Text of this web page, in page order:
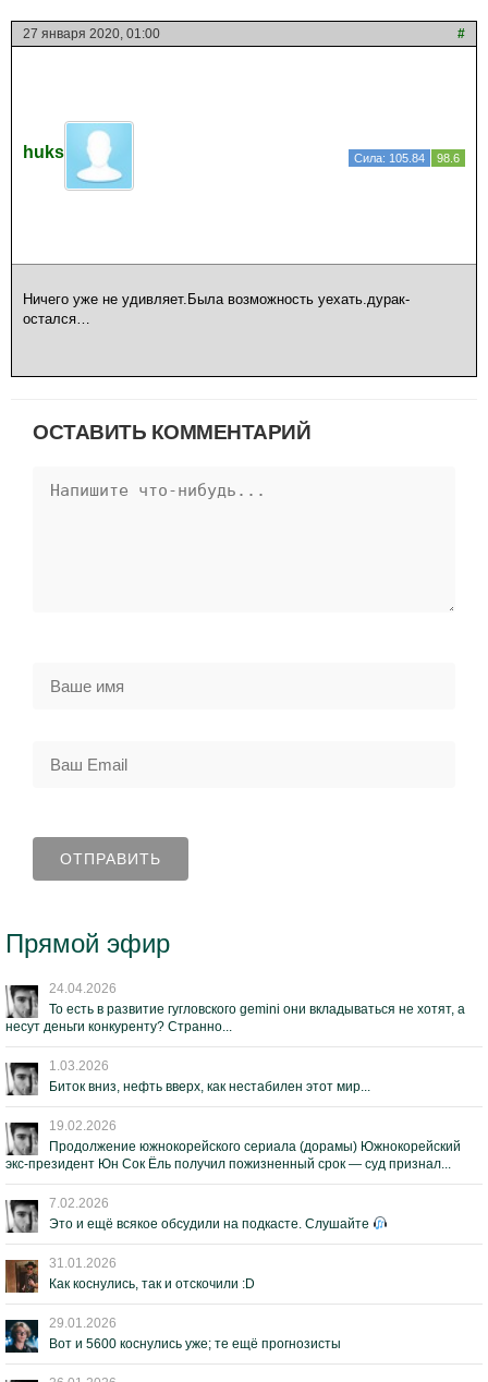
27 января 2020, 01:00 #
huks Сила: 105.84 98.6
Ничего уже не удивляет.Была возможность уехать.дурак-
остался…
ОСТАВИТЬ КОММЕНТАРИЙ
Прямой эфир
24.04.2026
То есть в развитие гугловского gemini они вкладываться не хотят, а
несут деньги конкуренту? Странно...
1.03.2026
Биток вниз, нефть вверх, как нестабилен этот мир...
19.02.2026
Продолжение южнокорейского сериала (дорамы) Южнокорейский
экс-президент Юн Сок Ёль получил пожизненный срок — суд признал...
7.02.2026
Это и ещё всякое обсудили на подкасте. Слушайте
31.01.2026
Как коснулись, так и отскочили :D
29.01.2026
Вот и 5600 коснулись уже; те ещё прогнозисты